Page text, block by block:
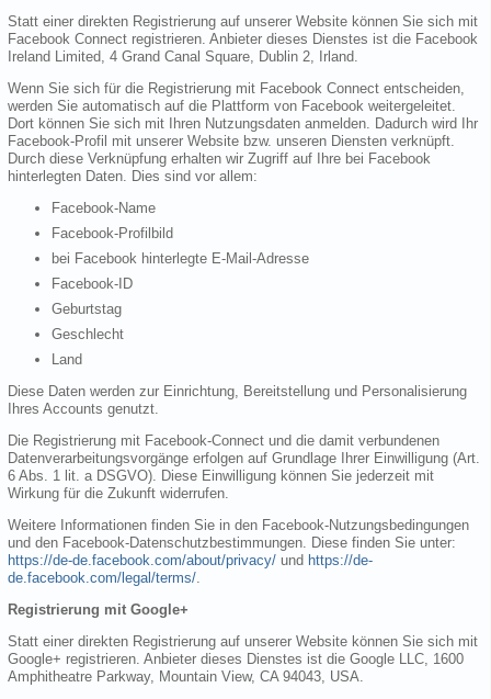
Statt einer direkten Registrierung auf unserer Website können Sie sich mit
Facebook Connect registrieren. Anbieter dieses Dienstes ist die Facebook
Ireland Limited, 4 Grand Canal Square, Dublin 2, Irland.
Wenn Sie sich für die Registrierung mit Facebook Connect entscheiden,
werden Sie automatisch auf die Plattform von Facebook weitergeleitet.
Dort können Sie sich mit Ihren Nutzungsdaten anmelden. Dadurch wird Ihr
Facebook-Profil mit unserer Website bzw. unseren Diensten verknüpft.
Durch diese Verknüpfung erhalten wir Zugriff auf Ihre bei Facebook
hinterlegten Daten. Dies sind vor allem:
Facebook-Name
Facebook-Profilbild
bei Facebook hinterlegte E-Mail-Adresse
Facebook-ID
Geburtstag
Geschlecht
Land
Diese Daten werden zur Einrichtung, Bereitstellung und Personalisierung
Ihres Accounts genutzt.
Die Registrierung mit Facebook-Connect und die damit verbundenen
Datenverarbeitungsvorgänge erfolgen auf Grundlage Ihrer Einwilligung (Art.
6 Abs. 1 lit. a DSGVO). Diese Einwilligung können Sie jederzeit mit
Wirkung für die Zukunft widerrufen.
Weitere Informationen finden Sie in den Facebook-Nutzungsbedingungen
und den Facebook-Datenschutzbestimmungen. Diese finden Sie unter:
https://de-de.facebook.com/about/privacy/ und https://de-
de.facebook.com/legal/terms/.
Registrierung mit Google+
Statt einer direkten Registrierung auf unserer Website können Sie sich mit
Google+ registrieren. Anbieter dieses Dienstes ist die Google LLC, 1600
Amphitheatre Parkway, Mountain View, CA 94043, USA.